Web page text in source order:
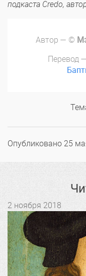
подкаста Credo,
Автор — ©
Перевод —
Опубликовано 25
2 ноября 2018